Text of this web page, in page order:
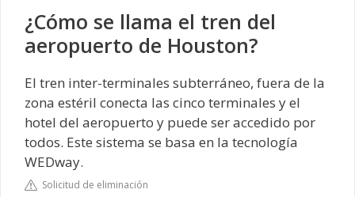
¿Cómo se llama el tren del
aeropuerto de Houston?
El tren inter-terminales subterráneo, fuera de la
zona estéril conecta las cinco terminales y el
hotel del aeropuerto y puede ser accedido por
todos. Este sistema se basa en la tecnología
WEDway.
Solicitud de eliminación